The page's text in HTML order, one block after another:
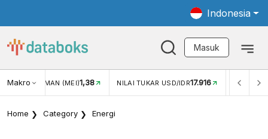
Indonesia
Masuk
Makro
TUKAR USD/IDR17.916 INFLASI YOY (JUL)2,88% INFLASI MOM
Home Category Energi